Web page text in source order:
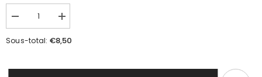
Réduire
la
quantité
Augmenter
la
quantité
de
Sous-total: €8,50